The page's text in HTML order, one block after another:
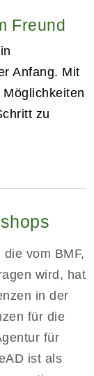
Freund
Anfang. Mit
zu
vom BMF,
wird, hat
in der
für die
für
ist als